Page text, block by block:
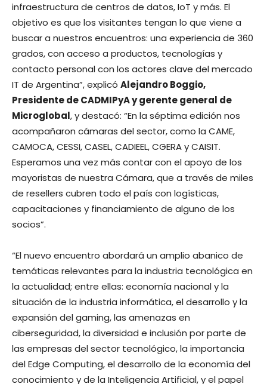
infraestructura de centros de datos, IoT y más. El
objetivo es que los visitantes tengan lo que viene a
buscar a nuestros encuentros: una experiencia de 360
grados, con acceso a productos, tecnologías y
contacto personal con los actores clave del mercado
IT de Argentina”, explicó Alejandro Boggio,
Presidente de CADMIPyA y gerente general de
Microglobal, y destacó: “En la séptima edición nos
acompañaron cámaras del sector, como la CAME,
CAMOCA, CESSI, CASEL, CADIEEL, CGERA y CAISIT.
Esperamos una vez más contar con el apoyo de los
mayoristas de nuestra Cámara, que a través de miles
de resellers cubren todo el país con logísticas,
capacitaciones y financiamiento de alguno de los
socios”.
“El nuevo encuentro abordará un amplio abanico de
temáticas relevantes para la industria tecnológica en
la actualidad; entre ellas: economía nacional y la
situación de la industria informática, el desarrollo y la
expansión del gaming, las amenazas en
ciberseguridad, la diversidad e inclusión por parte de
las empresas del sector tecnológico, la importancia
del Edge Computing, el desarrollo de la economía del
conocimiento y de la Inteligencia Artificial, y el papel